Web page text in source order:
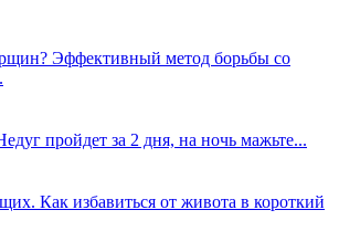
Эффективный метод борьбы со
пройдет за 2 дня, на ночь мажьте...
Как избавиться от живота в короткий